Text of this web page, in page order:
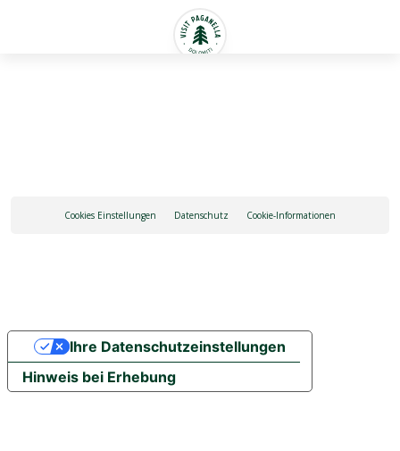
Cookies Einstellungen Datenschutz Cookie-Informationen
Hinweis bei Erhebung
Ihre Datenschutzeinstellungen